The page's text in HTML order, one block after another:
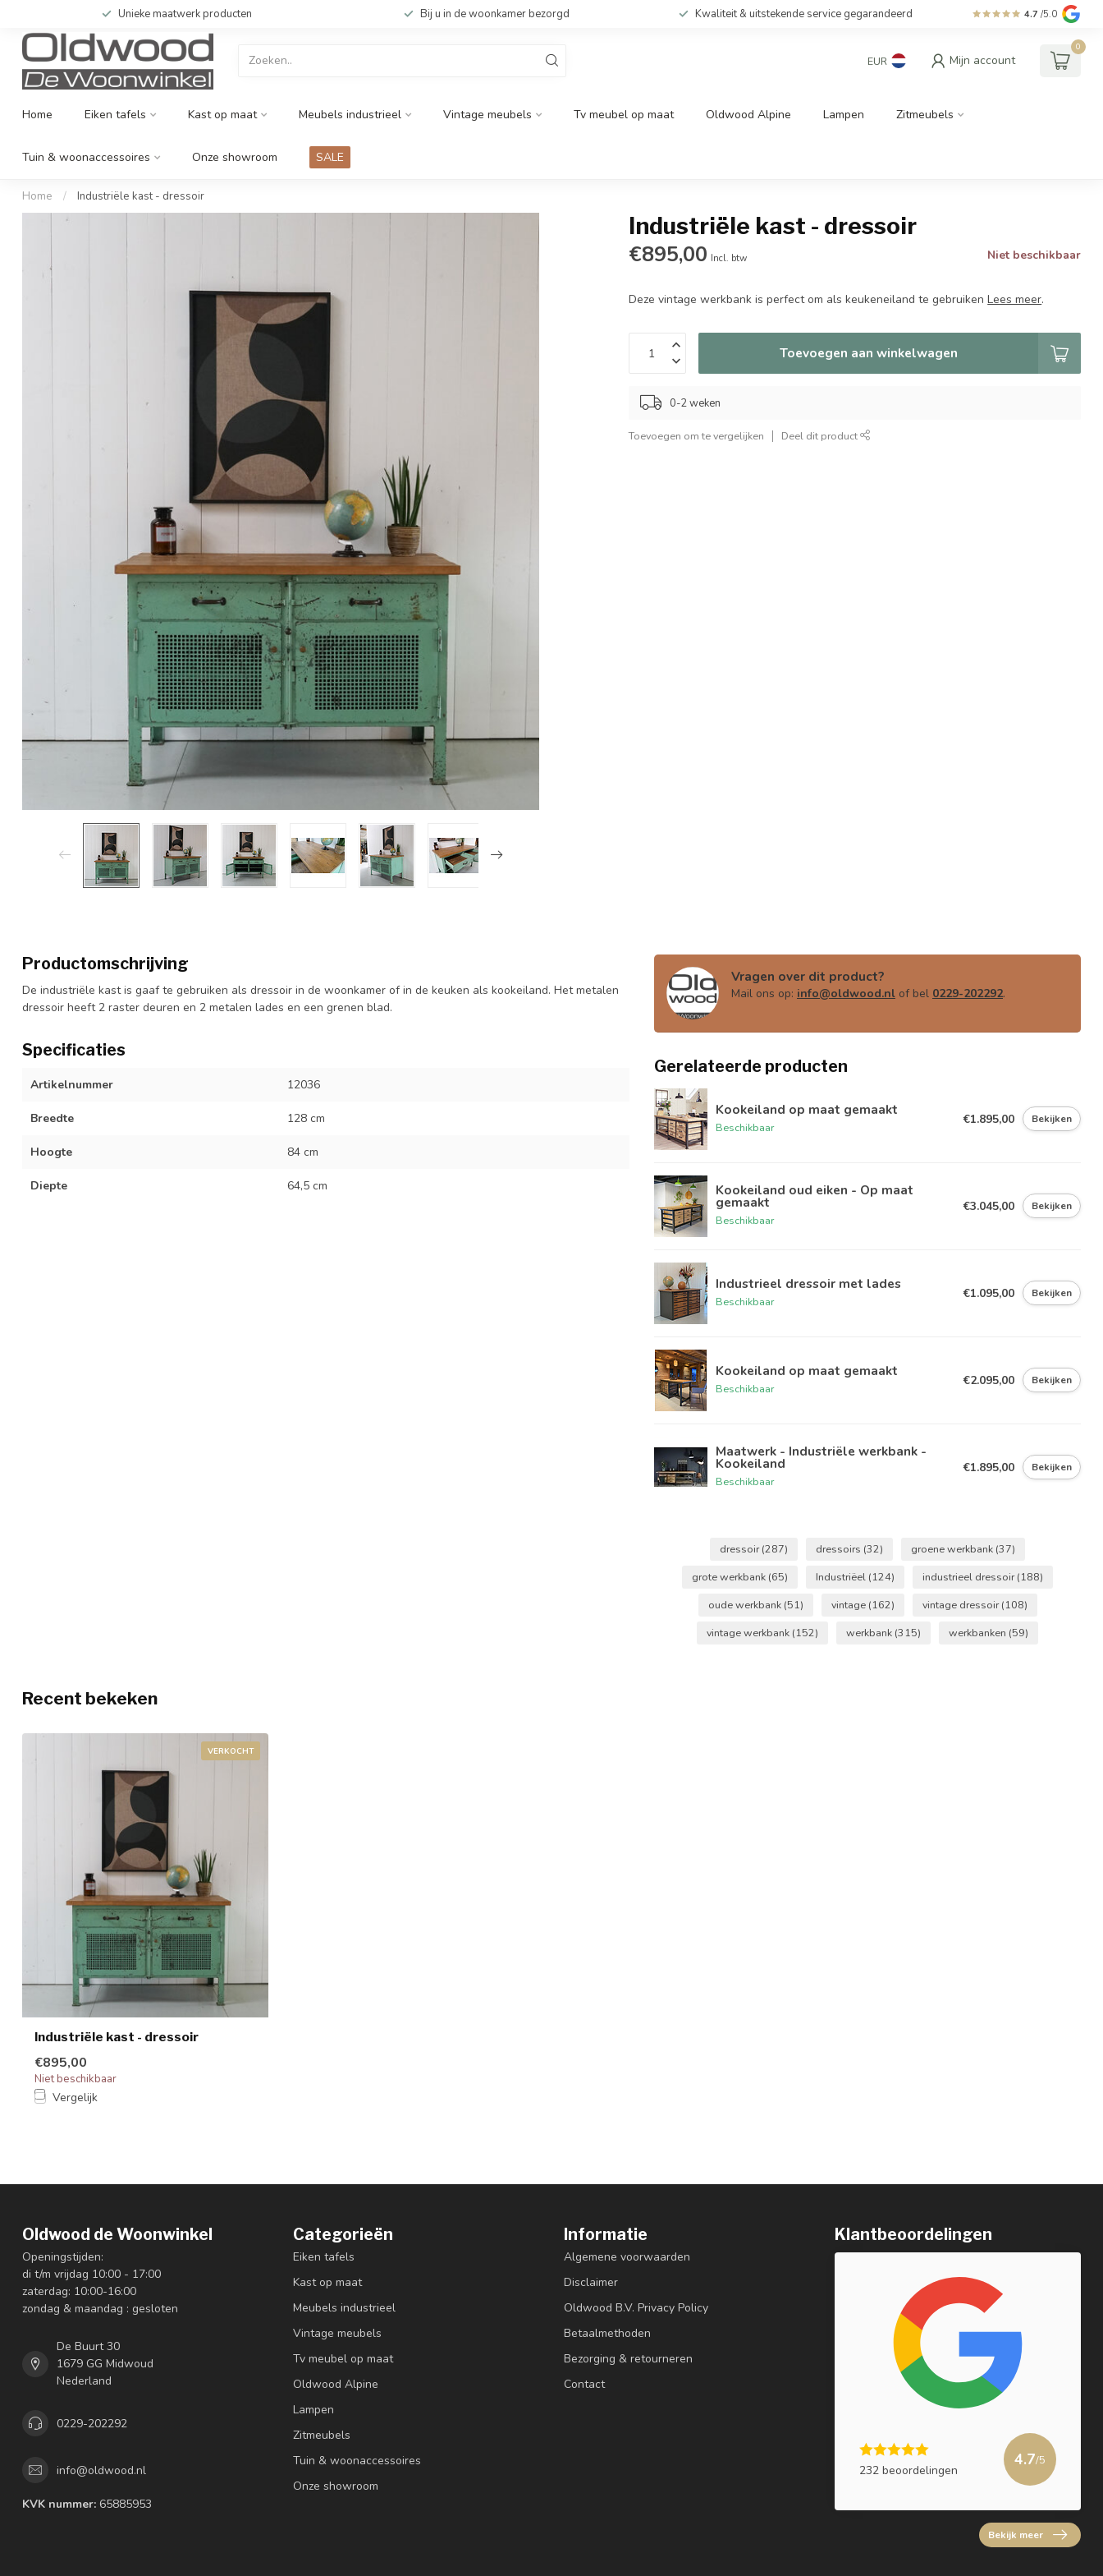
Unieke maatwerk producten Bij u in de woonkamer bezorgd Kwaliteit & uitstekende service gegarandeerd 4.7 /5.0
EUR Mijn account
0
Home Eiken tafels Kast op maat Meubels industrieel Vintage meubels Tv meubel op maat Oldwood Alpine Lampen Zitmeubels
Tuin & woonaccessoires Onze showroom SALE
Home / Industriële kast - dressoir
Industriële kast - dressoir
€895,00 Incl. btw Niet beschikbaar
Deze vintage werkbank is perfect om als keukeneiland te gebruikenLees meer.
Toevoegen aan winkelwagen
0-2 weken
Toevoegen om te vergelijken Deel dit product
Productomschrijving
De industriële kast is gaaf te gebruiken als dressoir in de woonkamer of in de keuken als kookeiland. Het metalen
dressoir heeft 2 raster deuren en 2 metalen lades en een grenen blad.
Specificaties
Artikelnummer 12036
Breedte 128 cm
Hoogte 84 cm
Diepte 64,5 cm
Vragen over dit product?
Mail ons op: info@oldwood.nl of bel 0229-202292.
Gerelateerde producten
Kookeiland op maat gemaakt
Beschikbaar
€1.895,00 Bekijken
Kookeiland oud eiken - Op maat
gemaakt
Beschikbaar
€3.045,00 Bekijken
Industrieel dressoir met lades
Beschikbaar
€1.095,00 Bekijken
Kookeiland op maat gemaakt
Beschikbaar
€2.095,00 Bekijken
Maatwerk - Industriële werkbank -
Kookeiland
Beschikbaar
€1.895,00 Bekijken
dressoir(287) dressoirs (32) groene werkbank (37)
grote werkbank (65) Industriëel (124) industrieel dressoir(188)
oude werkbank (51) vintage (162) vintage dressoir(108)
vintage werkbank (152) werkbank (315) werkbanken (59)
Recent bekeken
VERKOCHT
Industriële kast - dressoir
€895,00
Niet beschikbaar
Vergelijk
Oldwood de Woonwinkel
Openingstijden:
di t/m vrijdag 10:00 - 17:00
zaterdag: 10:00-16:00
zondag & maandag : gesloten
De Buurt 30
1679 GG Midwoud
Nederland
0229-202292
info@oldwood.nl
KVK nummer: 65885953
Categorieën
Eiken tafels
Kast op maat
Meubels industrieel
Vintage meubels
Tv meubel op maat
Oldwood Alpine
Lampen
Zitmeubels
Tuin & woonaccessoires
Onze showroom
Informatie
Algemene voorwaarden
Disclaimer
Oldwood B.V. Privacy Policy
Betaalmethoden
Bezorging & retourneren
Contact
Klantbeoordelingen
232 beoordelingen
4.7/5
Bekijk meer